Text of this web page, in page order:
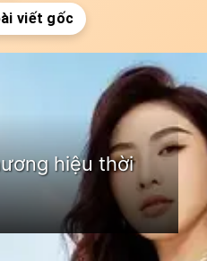
thoi-trang-elise-74
hiệu thời